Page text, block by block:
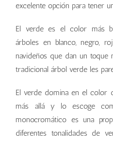
excelente opción para tener
El verde es el color más
árboles en blanco, negro,
navideños que dan un toque
tradicional árbol verde les
El verde domina en el color
más allá y lo escoge
monocromático es una
diferentes tonalidades de